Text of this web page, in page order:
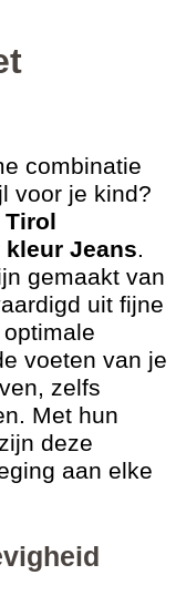
combinatie
voor je kind?
Tirol
Jeans.
gemaakt van
uit fijne
voeten van je
zelfs
Met hun
deze
aan elke